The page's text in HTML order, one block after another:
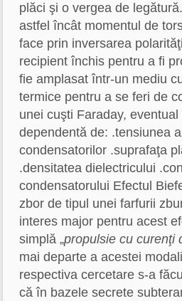
plăci şi o vergea de
astfel încât momentul de
face prin inversarea
recipient închis pentru a fi
fie amplasat într-un mediu
termice pentru a se feri de
unei cuşti Faraday,
dependentă de: .tensiunea
condensatorilor .suprafaţa
.densitatea dielectricului
condensatorului Efectul
zbor de tipul unei farfurii
interes major pentru acest
simplă „propulsie cu curenţi
mai departe a acestei
respectiva cercetare s-a
că în bazele secrete